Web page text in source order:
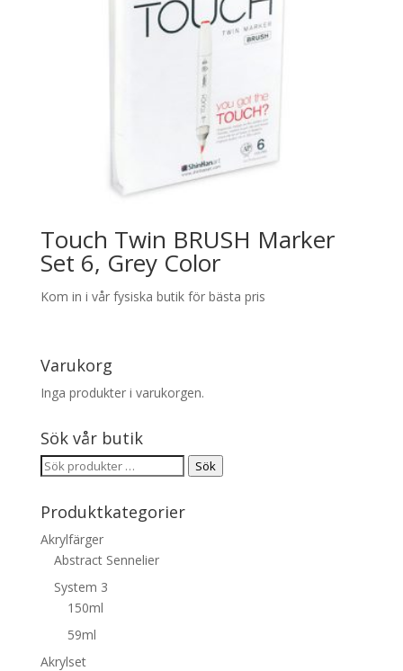
Touch Twin BRUSH Marker
Set 6, Grey Color
Kom in i vår fysiska butik för bästa pris
Varukorg
Inga produkter i varukorgen.
Sök vår butik
Sök
Sök
Produktkategorier
Akrylfärger
Abstract Sennelier
System 3
150ml
59ml
Akrylset